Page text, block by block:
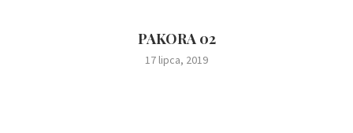
PAKORA 02
17 lipca, 2019